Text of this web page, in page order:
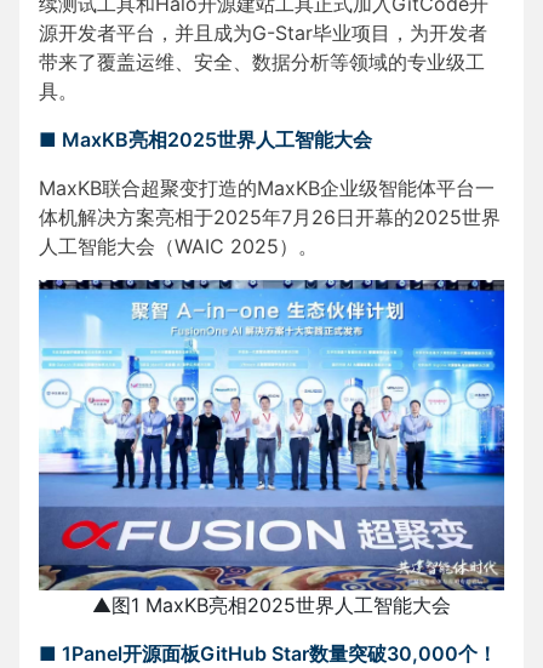
源开发者平台，并且成为G-Star毕业项目，为开发者
带来了覆盖运维、安全、数据分析等领域的专业级工
具。
■ MaxKB亮相2025世界人工智能大会
MaxKB联合超聚变打造的MaxKB企业级智能体平台一
体机解决方案亮相于2025年7月26日开幕的2025世界
人工智能大会（WAIC 2025）。
▲图1 MaxKB亮相2025世界人工智能大会
■ 1Panel开源面板GitHub Star数量突破30,000个！